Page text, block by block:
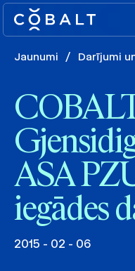
Jaunumi / Darījumi
ASA
iegādes
2015 - 02 - 06